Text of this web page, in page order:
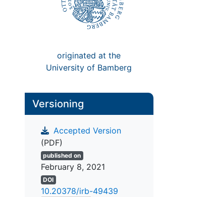
originated at the
University of Bamberg
Versioning
Accepted Version
(PDF)
published on
February 8, 2021
DOI
10.20378/irb-49439